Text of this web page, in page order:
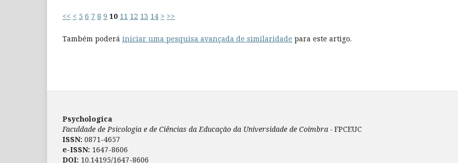
<< < 5 6 7 8 9 10 11 12 13 14 > >>
Também poderá iniciar uma pesquisa avançada de similaridade para este artigo.
Psychologica
Faculdade de Psicologia e de Ciências da Educação da Universidade de Coimbra - FPCEUC
ISSN: 0871-4657
e-ISSN: 1647-8606
DOI: 10.14195/1647-8606